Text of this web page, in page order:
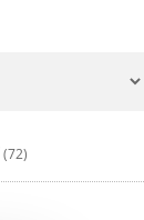
(72)